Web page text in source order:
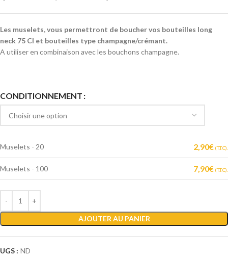
Les muselets, vous permettront de boucher vos bouteilles long
neck 75 Cl et bouteilles type champagne/crémant.
A utiliser en combinaison avec les bouchons champagne.
CONDITIONNEMENT
Muselets - 20 2,90€ (T.T.C).
Muselets - 100 7,90€ (T.T.C).
AJOUTER AU PANIER
Alternative:
UGS : ND